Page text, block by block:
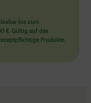
bis zum
€. Gültig auf das
Produkte.